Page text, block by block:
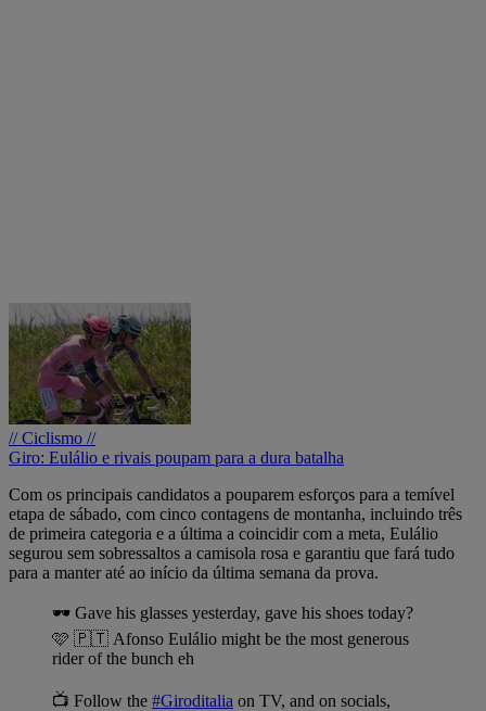
// Ciclismo //
Giro: Eulálio e rivais poupam para a dura batalha
Com os principais candidatos a pouparem esforços para a temível
etapa de sábado, com cinco contagens de montanha, incluindo três
de primeira categoria e a última a coincidir com a meta, Eulálio
segurou sem sobressaltos a camisola rosa e garantiu que fará tudo
para a manter até ao início da última semana da prova.
🕶️ Gave his glasses yesterday, gave his shoes today?
🩷 🇵🇹 Afonso Eulálio might be the most generous
rider of the bunch eh
📺 Follow the #Giroditalia on TV, and on socials,